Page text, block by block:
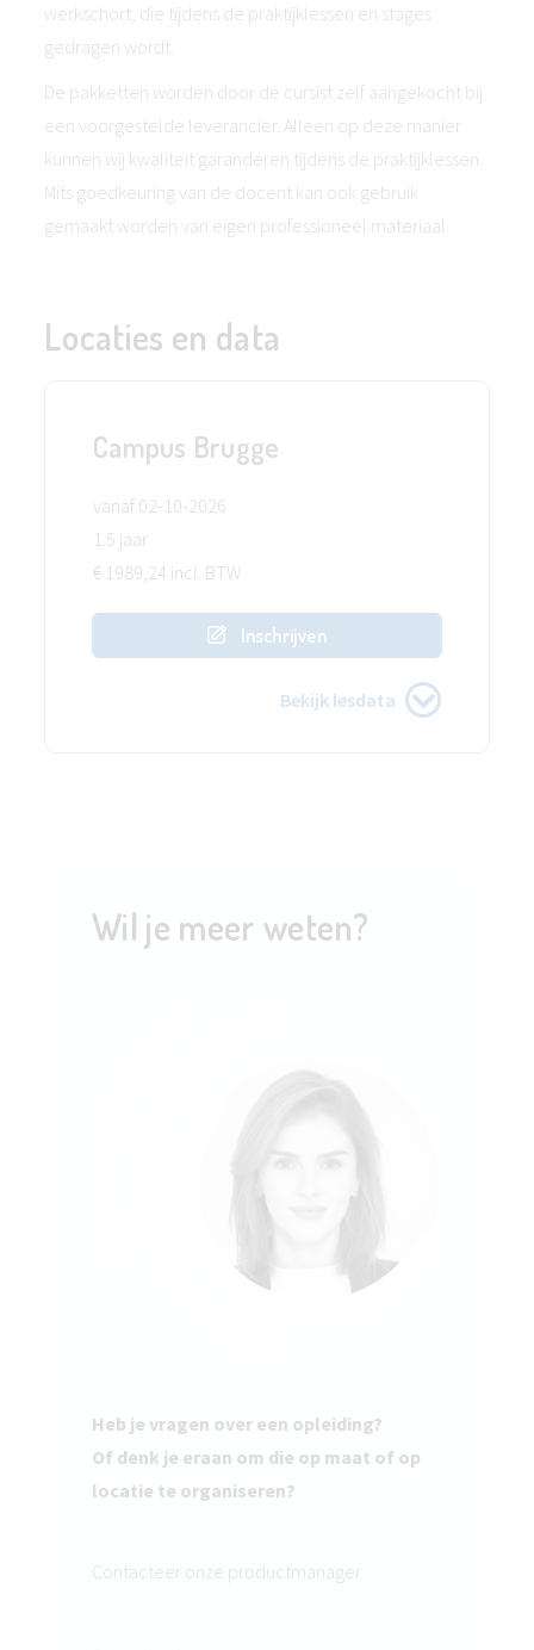
werkschort, die tijdens de praktijklessen en stages
gedragen wordt.
De pakketten worden door de cursist zelf aangekocht bij
een voorgestelde leverancier. Alleen op deze manier
kunnen wij kwaliteit garanderen tijdens de praktijklessen.
Mits goedkeuring van de docent kan ook gebruik
gemaakt worden van eigen professioneel materiaal.
Locaties en data
Campus Brugge
vanaf 02-10-2026
1.5 jaar
€ 1989,24 incl. BTW
Inschrijven
Bekijk lesdata
Wil je meer weten?
Heb je vragen over een opleiding?
Of denk je eraan om die op maat of op
locatie te organiseren?
Contacteer onze productmanager